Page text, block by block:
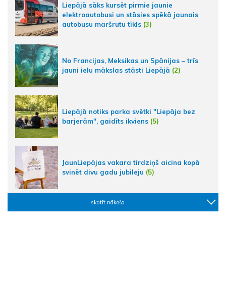
Liepājā sāks kursēt pirmie jaunie
elektroautobusi un stāsies spēkā jaunais
autobusu maršrutu tīkls (3)
No Francijas, Meksikas un Spānijas – trīs
jauni ielu mākslas stāsti Liepājā (2)
Liepājā notiks parka svētki "Liepāja bez
barjerām", gaidīts ikviens (5)
JaunLiepājas vakara tirdziņš aicina kopā
svinēt divu gadu jubileju (5)
skatīt nākošo